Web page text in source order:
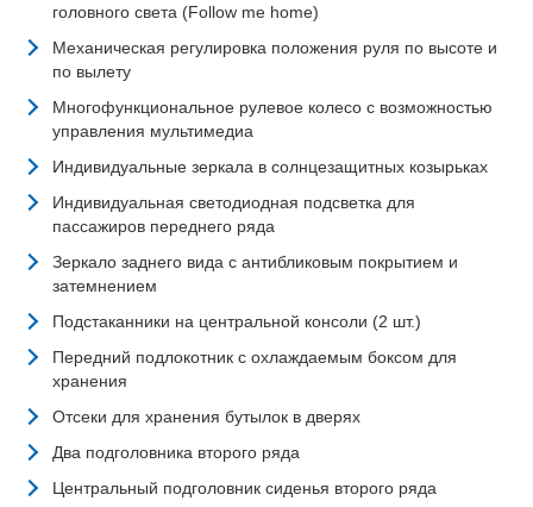
головного света (Follow me home)
Механическая регулировка положения руля по высоте и
по вылету
Многофункциональное рулевое колесо с возможностью
управления мультимедиа
Индивидуальные зеркала в солнцезащитных козырьках
Индивидуальная светодиодная подсветка для
пассажиров переднего ряда
Зеркало заднего вида с антибликовым покрытием и
затемнением
Подстаканники на центральной консоли (2 шт.)
Передний подлокотник с охлаждаемым боксом для
хранения
Отсеки для хранения бутылок в дверях
Два подголовника второго ряда
Центральный подголовник сиденья второго ряда